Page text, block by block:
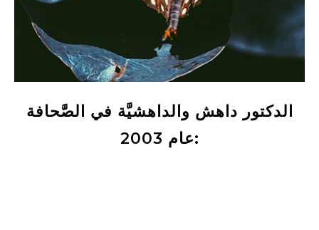
الدكتور داهش والداهشيَّة في الصَّحافة
عام 2003: